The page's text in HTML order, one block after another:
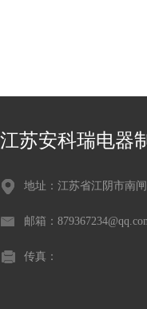
江苏安科瑞电器
地址：江苏省江阴市南
邮箱：
传真：